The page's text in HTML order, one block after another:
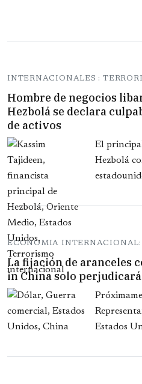
INTERNACIONALES :
Hombre de negocios
Hezbolá se declara
de activos
El
Hezbolá
ECONOMIA INTERNACIONAL:
La fijación de aranceles
in China solo
Estados